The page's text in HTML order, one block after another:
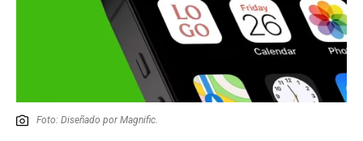
Foto: Diseñado por Magnific.